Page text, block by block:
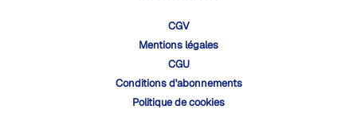
CGV
Mentions légales
CGU
Conditions d'abonnements
Politique de cookies